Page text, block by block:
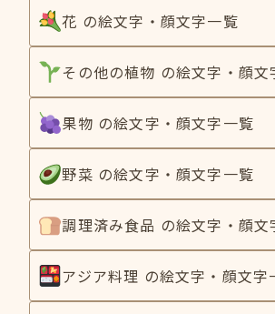
花 の絵文字・顔文字一覧
その他の植物 の絵文字・顔文
果物 の絵文字・顔文字一覧
野菜 の絵文字・顔文字一覧
調理済み食品 の絵文字・顔文
アジア料理 の絵文字・顔文字